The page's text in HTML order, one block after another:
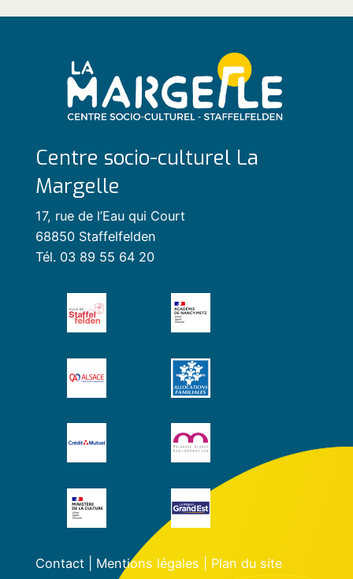
Centre socio-culturel La
Margelle
17, rue de l’Eau qui Court
68850 Staffelfelden
Tél. 03 89 55 64 20
Contact| Mentions légales Plan du site